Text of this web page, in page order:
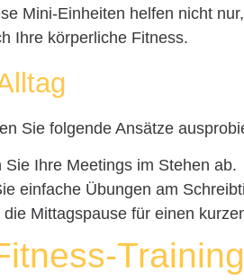
Mini-Einheiten helfen nicht
Ihre körperliche Fitness.
Sie folgende Ansätze
Sie Ihre Meetings im Stehen ab.
einfache Übungen am
die Mittagspause für einen
Training